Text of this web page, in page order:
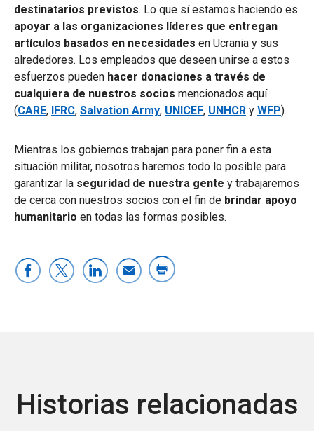
destinatarios previstos. Lo que sí estamos haciendo es
apoyar a las organizaciones líderes que entregan
artículos basados en necesidades en Ucrania y sus
alrededores. Los empleados que deseen unirse a estos
esfuerzos pueden hacer donaciones a través de
cualquiera de nuestros socios mencionados aquí
(CARE, IFRC, Salvation Army, UNICEF, UNHCR y WFP).
Mientras los gobiernos trabajan para poner fin a esta
situación militar, nosotros haremos todo lo posible para
garantizar la seguridad de nuestra gente y trabajaremos
de cerca con nuestros socios con el fin de brindar apoyo
humanitario en todas las formas posibles.
Historias relacionadas